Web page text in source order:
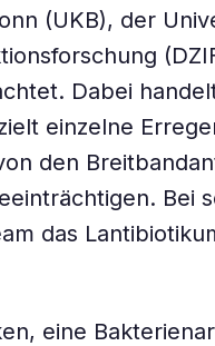
(UKB), der
Dabei
einzelne
den
Bei
das
eine